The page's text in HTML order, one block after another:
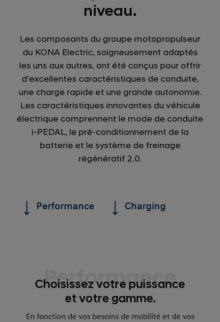
niveau.
Les composants du groupe motopropulseur
du KONA Electric, soigneusement adaptés
les uns aux autres, ont été conçus pour offrir
d'excellentes caractéristiques de conduite,
une charge rapide et une grande autonomie.
Les caractéristiques innovantes du véhicule
électrique comprennent le mode de conduite
i-PEDAL, le pré-conditionnement de la
batterie et le système de freinage
régénératif 2.0.
Performance Charging
Performance
Choisissez votre puissance
et votre gamme.
En fonction de vos besoins de mobilité et de vos